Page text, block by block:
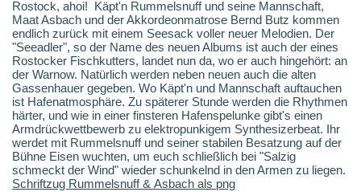
Rostock, ahoi! Käpt'n Rummelsnuff und seine Mannschaft,
Maat Asbach und der Akkordeonmatrose Bernd Butz kommen
endlich zurück mit einem Seesack voller neuer Melodien. Der
"Seeadler", so der Name des neuen Albums ist auch der eines
Rostocker Fischkutters, landet nun da, wo er auch hingehört: an
der Warnow. Natürlich werden neben neuen auch die alten
Gassenhauer gegeben. Wo Käpt'n und Mannschaft auftauchen
ist Hafenatmosphäre. Zu späterer Stunde werden die Rhythmen
härter, und wie in einer finsteren Hafenspelunke gibt's einen
Armdrückwettbewerb zu elektropunkigem Synthesizerbeat. Ihr
werdet mit Rummelsnuff und seiner stabilen Besatzung auf der
Bühne Eisen wuchten, um euch schließlich bei "Salzig
schmeckt der Wind" wieder schunkelnd in den Armen zu liegen.
Schriftzug Rummelsnuff & Asbach als png